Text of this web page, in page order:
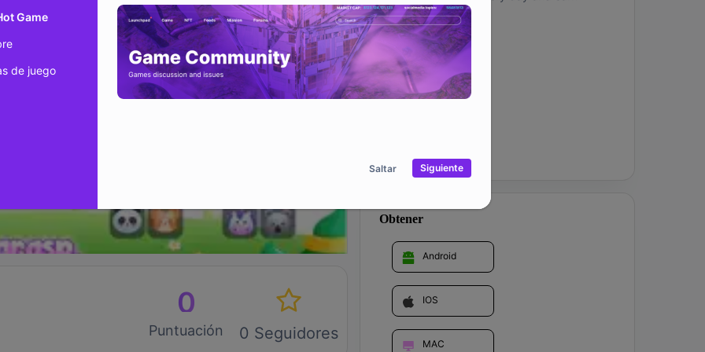
Game
de juego
Saltar Siguiente
0
Puntuación 0 Seguidores
rewards in HRA token.
Comunidad
Obtener
Android
IOS
MAC